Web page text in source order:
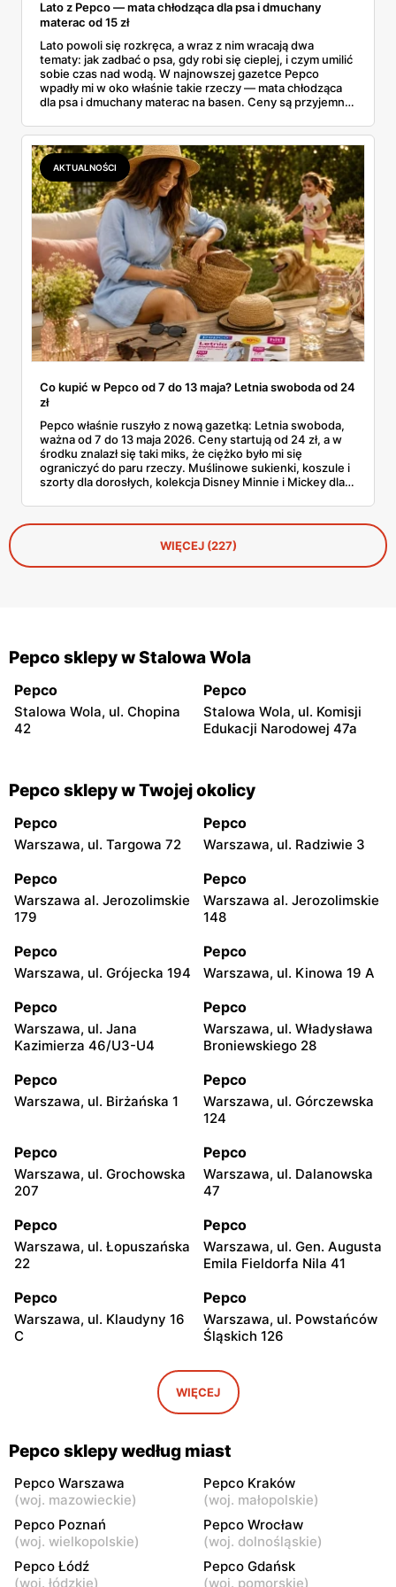
Lato z Pepco — mata chłodząca dla psa i dmuchany
materac od 15 zł
Lato powoli się rozkręca, a wraz z nim wracają dwa
tematy: jak zadbać o psa, gdy robi się cieplej, i czym umilić
sobie czas nad wodą. W najnowszej gazetce Pepco
wpadły mi w oko właśnie takie rzeczy — mata chłodząca
dla psa i dmuchany materac na basen. Ceny są przyjemne:
Zebrałam to, co naprawdę warto rozważyć na ten sezon
— dla czworonoga w domu i dla całej rodziny nad wodą.
AKTUALNOŚCI
Co kupić w Pepco od 7 do 13 maja? Letnia swoboda od 24
zł
Pepco właśnie ruszyło z nową gazetką: Letnia swoboda,
ważna od 7 do 13 maja 2026. Ceny startują od 24 zł, a w
środku znalazł się taki miks, że ciężko było mi się
ograniczyć do paru rzeczy. Muślinowe sukienki, koszule i
szorty dla dorosłych, kolekcja Disney Minnie i Mickey dla
zabawki, akcesoria dla zwierząt i tarasowe drobiazgi w
wisienki. Przejrzałam stronę po stronie i wyłuskałam to, na
co szkoda przejść obojętnie. Z aplikacją Pepco można
dodatkowo odbić 10% u kasy.WIĘCEJ (227)
Pepco sklepy w Stalowa Wola
Pepco
Stalowa Wola, ul. Chopina
42
Pepco
Stalowa Wola, ul. Komisji
Edukacji Narodowej 47a
Pepco sklepy w Twojej okolicy
Pepco
Warszawa, ul. Targowa 72
Pepco
Warszawa, ul. Radziwie 3
Pepco
Warszawa al. Jerozolimskie
179
Pepco
Warszawa al. Jerozolimskie
148
Pepco
Warszawa, ul. Grójecka 194
Pepco
Warszawa, ul. Kinowa 19 A
Pepco
Warszawa, ul. Jana
Kazimierza 46/U3-U4
Pepco
Warszawa, ul. Władysława
Broniewskiego 28
Pepco
Warszawa, ul. Birżańska 1
Pepco
Warszawa, ul. Górczewska
124
Pepco
Warszawa, ul. Grochowska
207
Pepco
Warszawa, ul. Dalanowska
47
Pepco
Warszawa, ul. Łopuszańska
22
Pepco
Warszawa, ul. Gen. Augusta
Emila Fieldorfa Nila 41
Pepco
Warszawa, ul. Klaudyny 16
C
Pepco
Warszawa, ul. Powstańców
Śląskich 126
Warszawa, ul. Wrocławska
Pepco
Warszawa, ul. Świetlików 8
Pepco
Warszawa, ul. Rembielińska
20
Pepco
11
Pepco
Warszawa, ul. Wierna 23
Pepco
Warszawa, ul. Lazurowa 69
Pepco Pepco
WIĘCEJ
Pepco sklepy według miast
Pepco Warszawa
(woj. mazowieckie)
Pepco Kraków
(woj. małopolskie)
Pepco Poznań
(woj. wielkopolskie)
Pepco Wrocław
(woj. dolnośląskie)
Pepco Łódź
(woj. łódzkie)
Pepco Gdańsk
(woj. pomorskie)